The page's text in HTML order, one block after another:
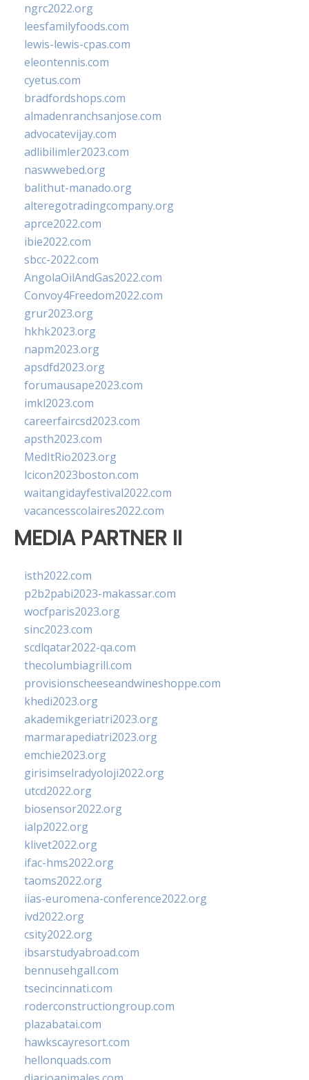
ngrc2022.org
leesfamilyfoods.com
lewis-lewis-cpas.com
eleontennis.com
cyetus.com
bradfordshops.com
almadenranchsanjose.com
advocatevijay.com
adlibilimler2023.com
naswwebed.org
balithut-manado.org
alteregotradingcompany.org
aprce2022.com
ibie2022.com
sbcc-2022.com
AngolaOilAndGas2022.com
Convoy4Freedom2022.com
grur2023.org
hkhk2023.org
napm2023.org
apsdfd2023.org
forumausape2023.com
imkl2023.com
careerfaircsd2023.com
apsth2023.com
MedItRio2023.org
lcicon2023boston.com
waitangidayfestival2022.com
vacancesscolaires2022.com
MEDIA PARTNER II
isth2022.com
p2b2pabi2023-makassar.com
wocfparis2023.org
sinc2023.com
scdlqatar2022-qa.com
thecolumbiagrill.com
provisionscheeseandwineshoppe.com
khedi2023.org
akademikgeriatri2023.org
marmarapediatri2023.org
emchie2023.org
girisimselradyoloji2022.org
utcd2022.org
biosensor2022.org
ialp2022.org
klivet2022.org
ifac-hms2022.org
taoms2022.org
iias-euromena-conference2022.org
ivd2022.org
csity2022.org
ibsarstudyabroad.com
bennusehgall.com
tsecincinnati.com
roderconstructiongroup.com
plazabatai.com
hawkscayresort.com
hellonquads.com